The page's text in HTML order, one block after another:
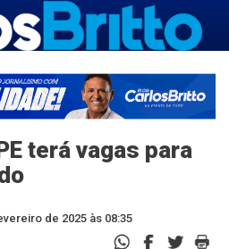
terá vagas para
de 2025 às 08:35